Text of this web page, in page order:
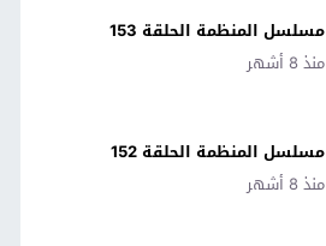
مسلسل المنظمة الحلقة 153
منذ 8 أشهر
مسلسل المنظمة الحلقة 152
منذ 8 أشهر